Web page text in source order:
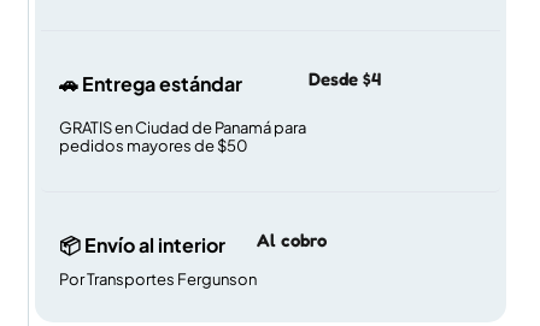
🚗 Entrega estándar
GRATIS en Ciudad de Panamá para
pedidos mayores de $50
Desde $4
📦 Envío al interior
Por Transportes Fergunson
Al cobro